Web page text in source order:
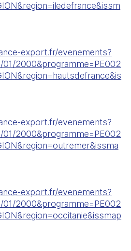
export.fr/evenements?
01/2000&programme=PE002
export.fr/evenements?
01/2000&programme=PE002
export.fr/evenements?
01/2000&programme=PE002